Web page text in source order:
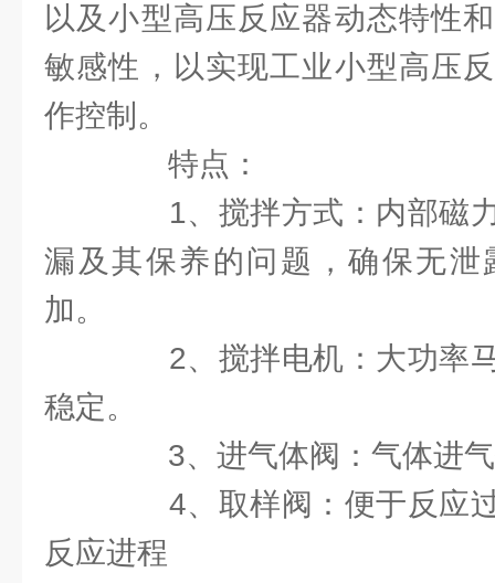
以及小型高压反应器动态特性
敏感性，以实现工业小型高压
作控制。
特点：
1、搅拌方式：内部磁力
漏及其保养的问题，确保无泄
加。
2、搅拌电机：大功率马
稳定。
3、进气体阀：气体进气
4、取样阀：便于反应过
反应进程